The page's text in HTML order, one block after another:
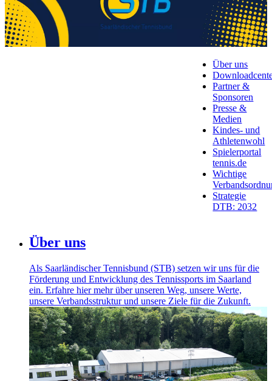
Über uns
Partner &
Sponsoren
Presse &
Medien
Kindes- und
Athletenwohl
Spielerportal
tennis.de
Wichtige
Strategie
DTB: 2032
Über uns
Als Saarländischer Tennisbund (STB) setzen wir uns für die
Förderung und Entwicklung des Tennissports im Saarland
ein. Erfahre hier mehr über unseren Weg, unsere Werte,
unsere Verbandsstruktur und unsere Ziele für die Zukunft.